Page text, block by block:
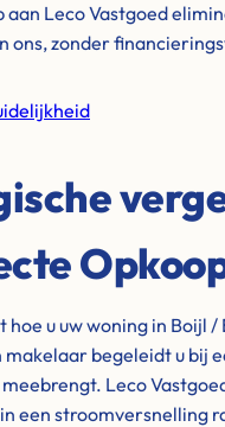
Leco Vastgoed
ons, zonder
hoe u uw woning in Boijl
begeleidt u bij
Leco
een stroomversnelling